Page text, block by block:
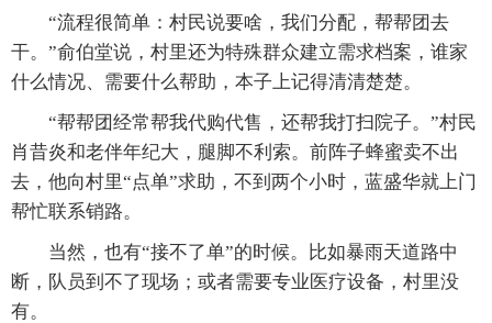
“流程很简单：村民说要啥，我们分配，帮帮团去
干。”俞伯堂说，村里还为特殊群众建立需求档案，谁家
什么情况、需要什么帮助，本子上记得清清楚楚。
“帮帮团经常帮我代购代售，还帮我打扫院子。”村民
肖昔炎和老伴年纪大，腿脚不利索。前阵子蜂蜜卖不出
去，他向村里“点单”求助，不到两个小时，蓝盛华就上门
帮忙联系销路。
当然，也有“接不了单”的时候。比如暴雨天道路中
断，队员到不了现场；或者需要专业医疗设备，村里没
有。